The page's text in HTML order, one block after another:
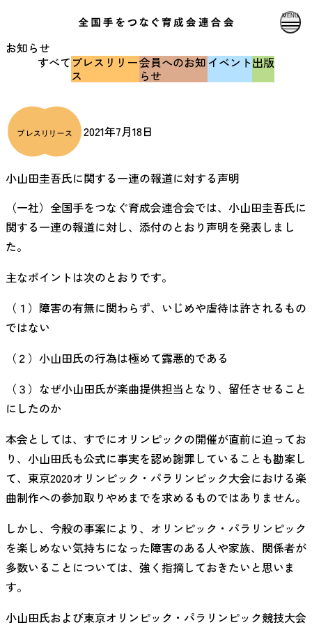
MENU
お知らせ
すべて プレスリリー
ス
会員へのお知
らせ
イベント出版
2021年7月18日
小山田圭吾氏に関する一連の報道に対する声明
（一社）全国手をつなぐ育成会連合会では、小山田圭吾氏に
関する一連の報道に対し、添付のとおり声明を発表しまし
た。
主なポイントは次のとおりです。
（１）障害の有無に関わらず、いじめや虐待は許されるもの
ではない
（２）小山田氏の行為は極めて露悪的である
（３）なぜ小山田氏が楽曲提供担当となり、留任させること
にしたのか
本会としては、すでにオリンピックの開催が直前に迫ってお
り、小山田氏も公式に事実を認め謝罪していることも勘案し
て、東京2020オリンピック・パラリンピック大会における楽
曲制作への参加取りやめまでを求めるものではありません。
しかし、今般の事案により、オリンピック・パラリンピック
を楽しめない気持ちになった障害のある人や家族、関係者が
多数いることについては、強く指摘しておきたいと思いま
す。
小山田氏および東京オリンピック・パラリンピック競技大会